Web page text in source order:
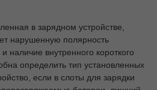
в зарядном устройстве,
нарушенную полярность
наличие внутренного короткого
определить тип установленных
если в слоты для зарядки